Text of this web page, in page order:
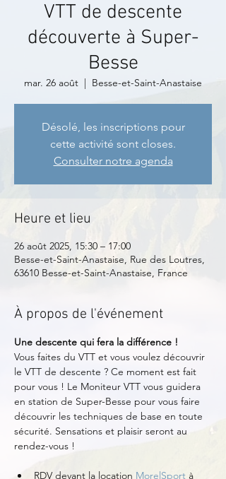
VTT de descente
découverte à Super-
Besse
mar. 26 août
  |
Besse-et-Saint-Anastaise
Désolé, les inscriptions pour
cette activité sont closes.
Consulter notre agenda
Heure et lieu
26 août 2025, 15:30 – 17:00
Besse-et-Saint-Anastaise, Rue des Loutres,
63610 Besse-et-Saint-Anastaise, France
À propos de l'événement
Une descente qui fera la différence !
Vous faites du VTT et vous voulez découvrir
le VTT de descente ? Ce moment est fait
pour vous ! Le Moniteur VTT vous guidera
en station de Super-Besse pour vous faire
découvrir les techniques de base en toute
sécurité. Sensations et plaisir seront au
rendez-vous !
RDV devant la location MorelSport à